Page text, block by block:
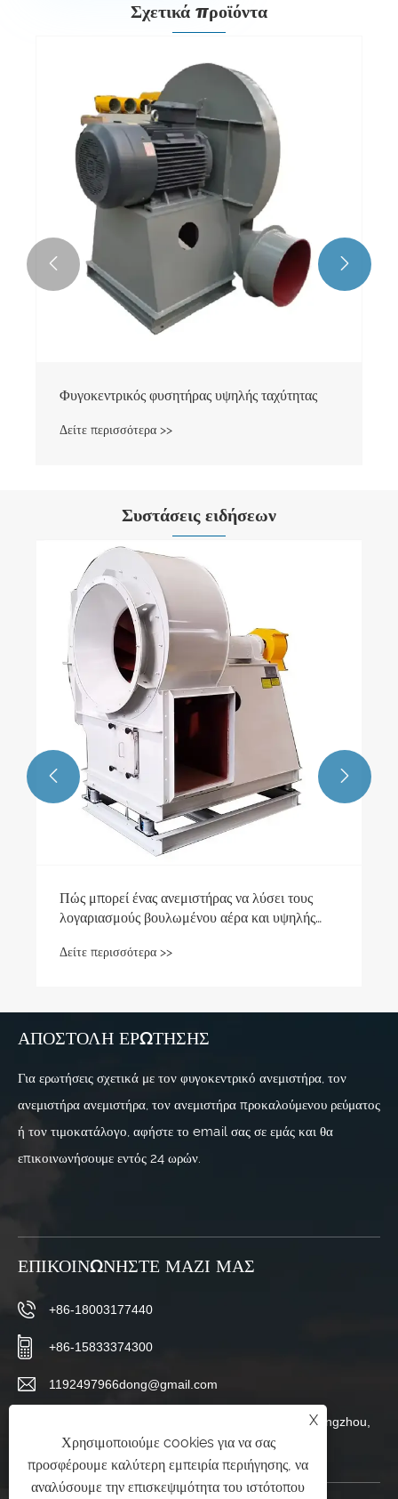
Σχετικά προϊόντα
Φυγοκεντρικός φυσητήρας υψηλής ταχύτητας
Δείτε περισσότερα >>
 
Συστάσεις ειδήσεων
Πώς μπορεί ένας ανεμιστήρας να λύσει τους
λογαριασμούς βουλωμένου αέρα και υψηλής
Δείτε περισσότερα >>
 
ΑΠΟΣΤΟΛΉ ΕΡΏΤΗΣΗΣ
Για ερωτήσεις σχετικά με τον φυγοκεντρικό ανεμιστήρα, τον
ανεμιστήρα ανεμιστήρα, τον ανεμιστήρα προκαλούμενου ρεύματος
ή τον τιμοκατάλογο, αφήστε το email σας σε εμάς και θα
επικοινωνήσουμε εντός 24 ωρών.
ΕΠΙΚΟΙΝΩΝΉΣΤΕ ΜΑΖΊ ΜΑΣ
+86-18003177440
+86-15833374300
1192497966dong@gmail.com
Χωριό Changboluo, πόλη Siying, πόλη Botou, Cangzhou,
επαρχία Hebei, Κίνα
X
Χρησιμοποιούμε cookies για να σας
προσφέρουμε καλύτερη εμπειρία περιήγησης, να
αναλύσουμε την επισκεψιμότητα του ιστότοπου